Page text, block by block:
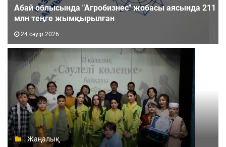
Абай облысында "Агробизнес" жобасы аясында 211
млн теңге жымқырылған
24 сәуір 2026
Жаңалық